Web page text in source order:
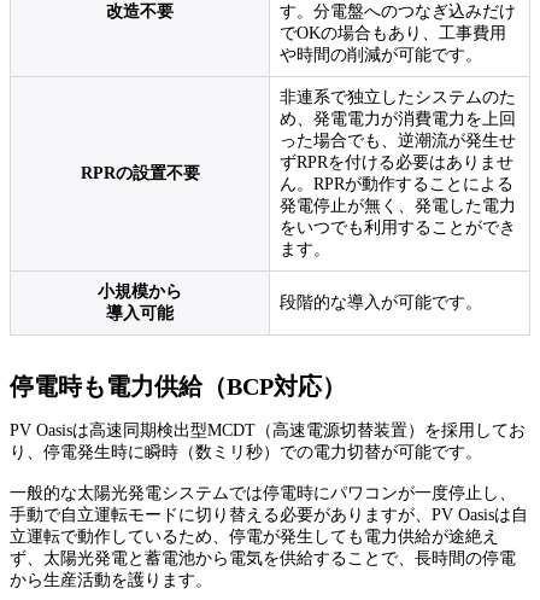
改造不要
す。分電盤へのつなぎ込みだけ
でOKの場合もあり、工事費用
や時間の削減が可能です。
RPRの設置不要
非連系で独立したシステムのた
め、発電電力が消費電力を上回
った場合でも、逆潮流が発生せ
ずRPRを付ける必要はありませ
ん。RPRが動作することによる
発電停止が無く、発電した電力
をいつでも利用することができ
ます。
小規模から
導入可能
段階的な導入が可能です。
停電時も電力供給（BCP対応）
PV Oasisは高速同期検出型MCDT（高速電源切替装置）を採用してお
り、停電発生時に瞬時（数ミリ秒）での電力切替が可能です。
一般的な太陽光発電システムでは停電時にパワコンが一度停止し、
手動で自立運転モードに切り替える必要がありますが、PV Oasisは自
立運転で動作しているため、停電が発生しても電力供給が途絶え
ず、太陽光発電と蓄電池から電気を供給することで、長時間の停電
から生産活動を護ります。